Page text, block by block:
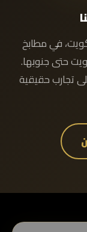
الكويت، في مطابخ
حتى جنوبها.
تجارب حقيقية